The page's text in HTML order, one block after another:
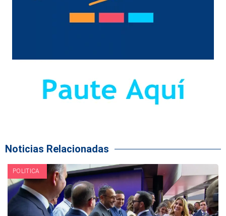
Noticias Relacionadas
POLITICA